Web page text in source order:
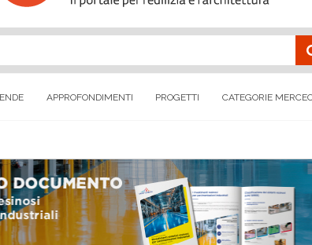
APPROFONDIMENTI PROGETTI CATEGORIE